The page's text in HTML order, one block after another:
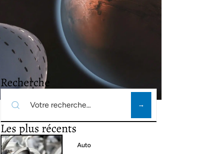
Recherche
Les plus récents
Auto